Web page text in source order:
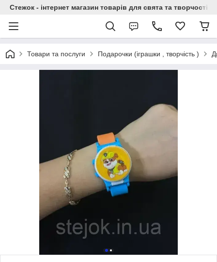
Стежок - інтернет магазин товарів для свята та творчості
Товари та послуги Подарочки (іграшки , творчість )